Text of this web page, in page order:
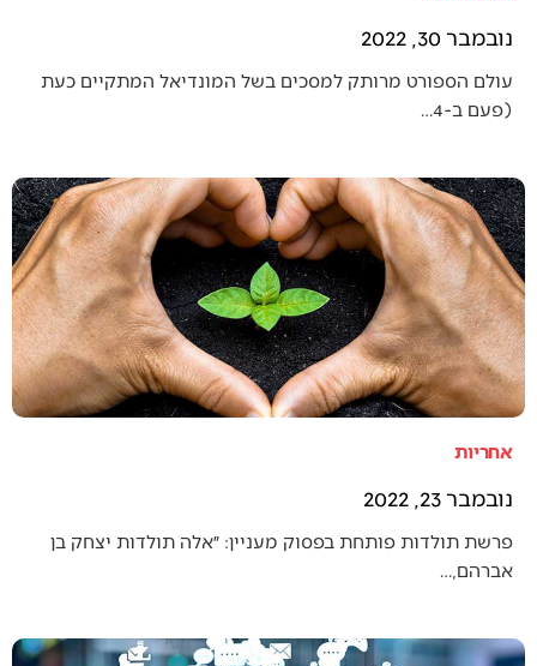
נובמבר 30, 2022
עולם הספורט מרותק למסכים בשל המונדיאל המתקיים כעת
(פעם ב-4…
אחריות
נובמבר 23, 2022
פרשת תולדות פותחת בפסוק מעניין: ״אלה תולדות יצחק בן
אברהם,…